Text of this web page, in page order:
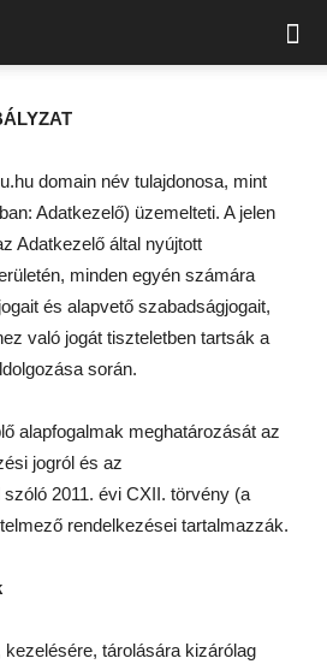
domain név tulajdonosa, mint
Adatkezelő) üzemelteti. A jelen
Adatkezelő által nyújtott
minden egyén számára
és alapvető szabadságjogait,
való jogát tiszteletben tartsák a
során.
alapfogalmak meghatározását az
jogról és az
2011. évi CXII. törvény (a
rendelkezései tartalmazzák.
tárolására kizárólag